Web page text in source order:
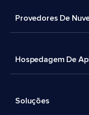
Provedores De
Hospedagem De
Soluções